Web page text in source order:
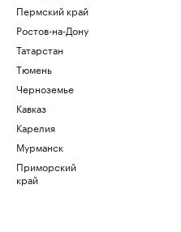
Пермский край
Ростов-на-Дону
Татарстан
Тюмень
Черноземье
Кавказ
Карелия
Мурманск
Приморский
край